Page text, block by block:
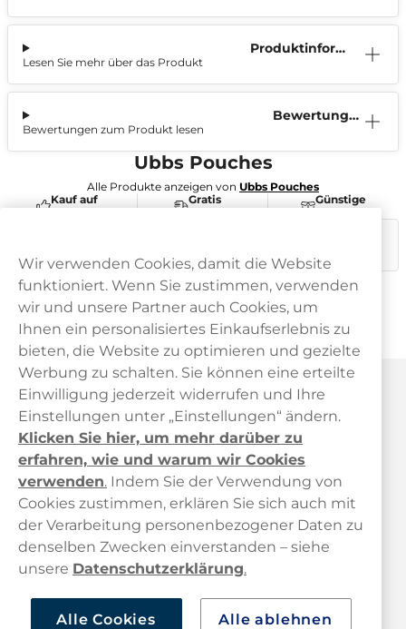
Produktinform
Lesen Sie mehr über das Produkt
Bewertunge
Bewertungen zum Produkt lesen
Ubbs Pouches
Alle Produkte anzeigen von Ubbs Pouches
Kauf auf
Rechnung
Gratis
Versand
Günstige
Preise
Haypp Österreich
Kundendienst
Wir verwenden Cookies, damit die Website
funktioniert. Wenn Sie zustimmen, verwenden
wir und unsere Partner auch Cookies, um
Ihnen ein personalisiertes Einkaufserlebnis zu
bieten, die Website zu optimieren und gezielte
Werbung zu schalten. Sie können eine erteilte
Einwilligung jederzeit widerrufen und Ihre
Einstellungen unter „Einstellungen“ ändern.
Klicken Sie hier, um mehr darüber zu
erfahren, wie und warum wir Cookies
verwenden. Indem Sie der Verwendung von
Cookies zustimmen, erklären Sie sich auch mit
der Verarbeitung personenbezogener Daten zu
denselben Zwecken einverstanden – siehe
unsere Datenschutzerklärung.
Alle Cookies Alle ablehnen